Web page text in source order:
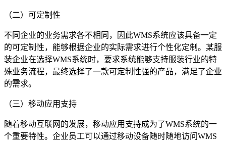
（二）可定制性
不同企业的业务需求各不相同，因此WMS系统应该具备一定
的可定制性，能够根据企业的实际需求进行个性化定制。某服
装企业在选择WMS系统时，要求系统能够支持服装行业的特
殊业务流程，最终选择了一款可定制性强的产品，满足了企业
的需求。
（三）移动应用支持
随着移动互联网的发展，移动应用支持成为了WMS系统的一
个重要特性。企业员工可以通过移动设备随时随地访问WMS